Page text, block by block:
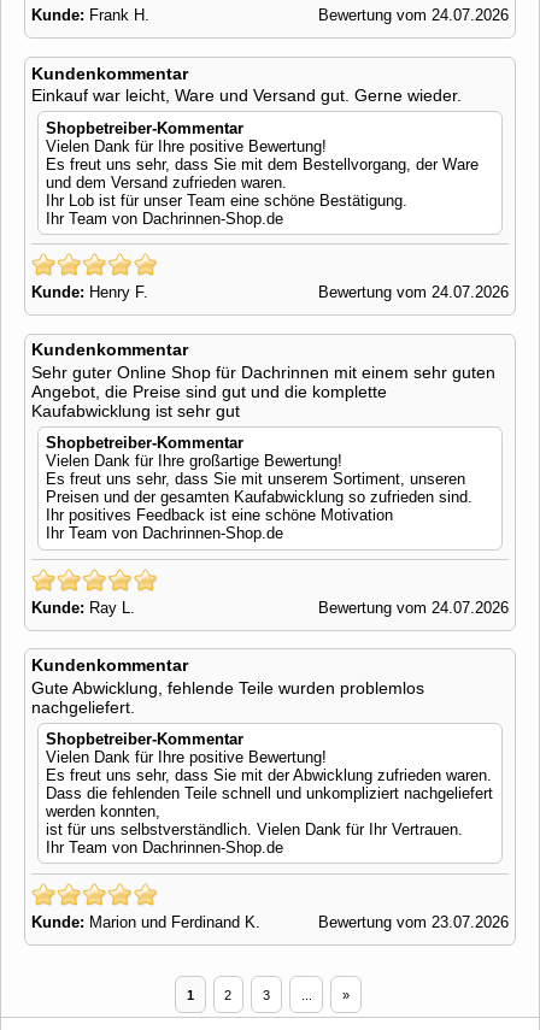
Kunde: Frank H. Bewertung vom 24.07.2026
Kundenkommentar
Einkauf war leicht, Ware und Versand gut. Gerne wieder.
Shopbetreiber-Kommentar
Vielen Dank für Ihre positive Bewertung!
Es freut uns sehr, dass Sie mit dem Bestellvorgang, der Ware
und dem Versand zufrieden waren.
Ihr Lob ist für unser Team eine schöne Bestätigung.
Ihr Team von Dachrinnen-Shop.de
Kunde: Henry F. Bewertung vom 24.07.2026
Kundenkommentar
Sehr guter Online Shop für Dachrinnen mit einem sehr guten
Angebot, die Preise sind gut und die komplette
Kaufabwicklung ist sehr gut
Shopbetreiber-Kommentar
Vielen Dank für Ihre großartige Bewertung!
Es freut uns sehr, dass Sie mit unserem Sortiment, unseren
Preisen und der gesamten Kaufabwicklung so zufrieden sind.
Ihr positives Feedback ist eine schöne Motivation
Ihr Team von Dachrinnen-Shop.de
Kunde: Ray L. Bewertung vom 24.07.2026
Kundenkommentar
Gute Abwicklung, fehlende Teile wurden problemlos
nachgeliefert.
Shopbetreiber-Kommentar
Vielen Dank für Ihre positive Bewertung!
Es freut uns sehr, dass Sie mit der Abwicklung zufrieden waren.
Dass die fehlenden Teile schnell und unkompliziert nachgeliefert
werden konnten,
ist für uns selbstverständlich. Vielen Dank für Ihr Vertrauen.
Ihr Team von Dachrinnen-Shop.de
Kunde: Marion und Ferdinand K. Bewertung vom 23.07.2026
1 2 3 »